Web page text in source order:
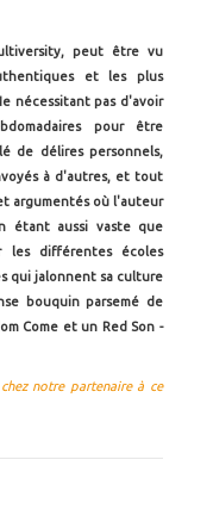
peut être vu
et les plus
nécessitant pas d'avoir
pour être
de délires personnels,
à d'autres, et tout
argumentés où l'auteur
étant aussi vaste que
les différentes écoles
qui jalonnent sa culture
bouquin parsemé de
Come et un Red Son -
notre partenaire à ce